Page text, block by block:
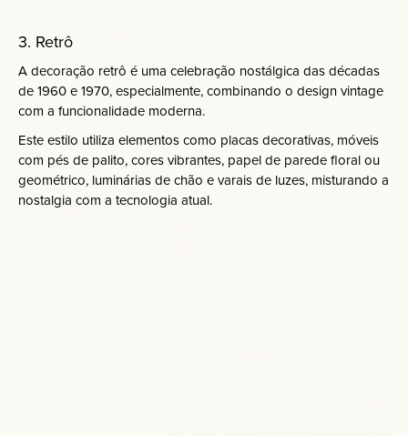
3. Retrô
A decoração retrô é uma celebração nostálgica das décadas
de 1960 e 1970, especialmente, combinando o design vintage
com a funcionalidade moderna.
Este estilo utiliza elementos como placas decorativas, móveis
com pés de palito, cores vibrantes, papel de parede floral ou
geométrico, luminárias de chão e varais de luzes, misturando a
nostalgia com a tecnologia atual.